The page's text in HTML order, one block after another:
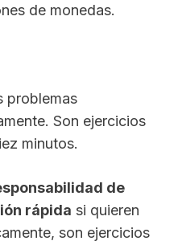
de monedas.
problemas
Son ejercicios
minutos.
de
rápida si quieren
son ejercicios